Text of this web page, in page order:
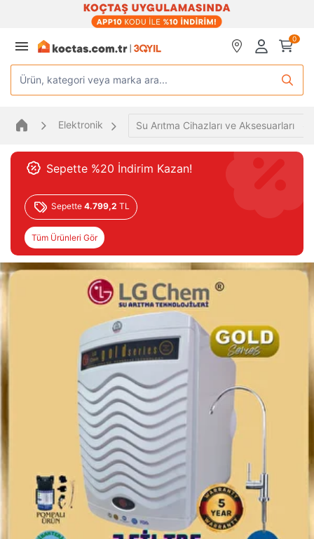
0
Ürün, kategori veya marka ara...
Elektronik Su Arıtma Cihazları ve Aksesuarları
Sepette %20 İndirim Kazan!
Sepette 4.799,2 TL
Tüm Ürünleri Gör